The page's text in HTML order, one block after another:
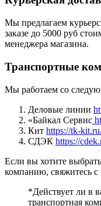
Мы предлагаем
заказе до 5000 руб
менеджера магазина.
Транспортные
Мы работаем со
Деловые линии
«Байкал Сервис
Кит https://tk-
СДЭК https://
Если вы хотите
компанию, свяжитесь
*Действует ли в
транспортная